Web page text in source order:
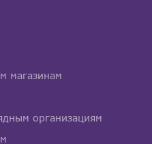
магазинам
организациям